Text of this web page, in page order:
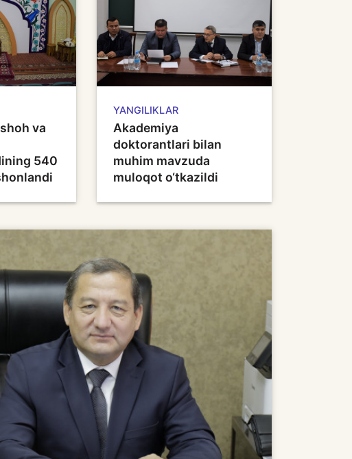
va
540
YANGILIKLAR
Akademiya
doktorantlari bilan
muhim mavzuda
muloqot o‘tkazildi